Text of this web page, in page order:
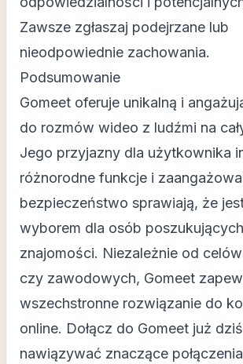
Zawsze zgłaszaj podejrzane lub
nieodpowiednie zachowania.
Podsumowanie
Gomeet oferuje unikalną i
do rozmów wideo z ludźmi na
Jego przyjazny dla użytkownika
różnorodne funkcje i
bezpieczeństwo sprawiają, że
wyborem dla osób
znajomości. Niezależnie od
czy zawodowych, Gomeet
wszechstronne rozwiązanie do
online. Dołącz do Gomeet już
nawiązywać znaczące